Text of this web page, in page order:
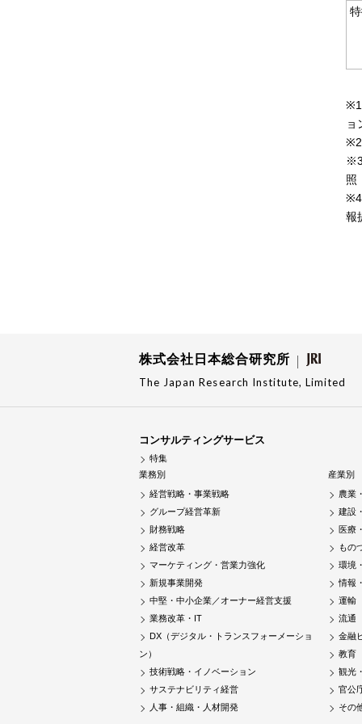
※1
ョ
※2
照
※4
報
株式会社日本総合研究所
The Japan Research Institute, Limited
コンサルティングサービス
特集
業務別
経営戦略・事業戦略
グループ経営革新
財務戦略
経営改革
マーケティング・営業力強化
新規事業開発
中堅・中小企業／オーナー経営支援
業務改革・IT
DX（デジタル・トランスフォーメーショ
ン）
技術戦略・イノベーション
サステナビリティ経営
人事・組織・人材開発
産業別
農業
建設
医療
もの
環境
情報
運輸
流通
金融
教育
観光
官公
その